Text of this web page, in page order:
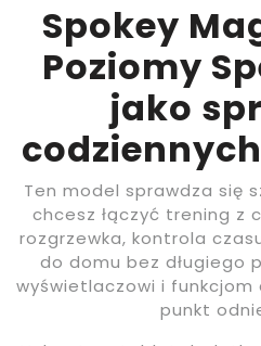
Spokey
Poziomy
jako
Ten model sprawdza się
chcesz łączyć trening z
rozgrzewka, kontrola
do domu bez długiego
wyświetlaczowi i
punkt